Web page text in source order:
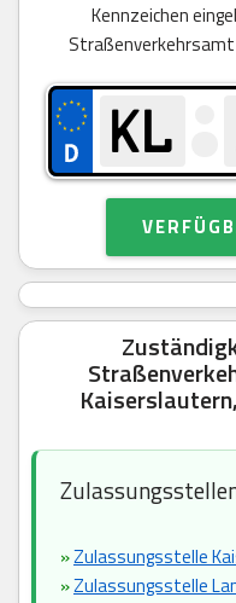
Kennzeichen
»Zulassungsstelle
»Zulassungsstelle